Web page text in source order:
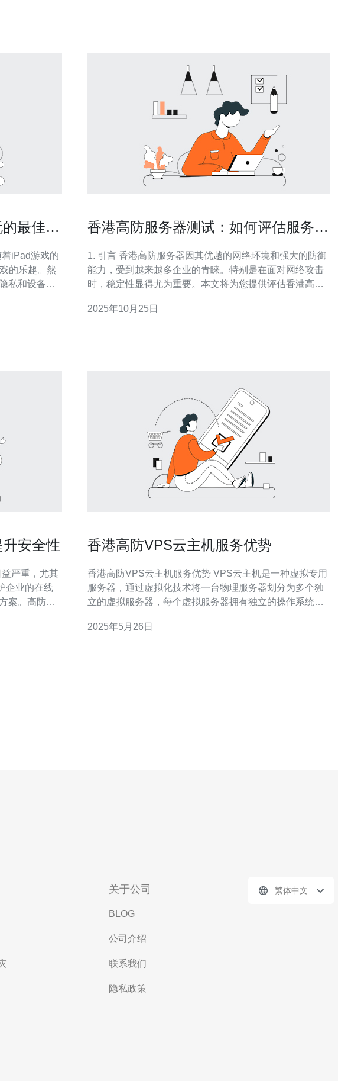
最佳选
的乐趣。然
私和设备安
的游戏服
香港高防服务器测试：如何评估服务器
1. 引言 香港高防服务器因其优越的网络环境和强大的防御
能力，受到越来越多企业的青睐。特别是在面对网络攻击
时，稳定性显得尤为重要。本文将为您提供评估香港高防
定性通常指的是在长时间运行中，服务器保持正常工作的
2025年10月25日
安全性
企业的在线
案。高防服
什么
香港高防VPS云主机服务优势
香港高防VPS云主机服务优势 VPS云主机是一种虚拟专用
服务器，通过虚拟化技术将一台物理服务器划分为多个独
立的虚拟服务器，每个虚拟服务器拥有独立的操作系统和
VPS云主机提供稳定可靠的网络环境和高性能服务器，保
2025年5月26日
关于公司
BLOG
公司介绍
联系我们
隐私政策
繁体中文